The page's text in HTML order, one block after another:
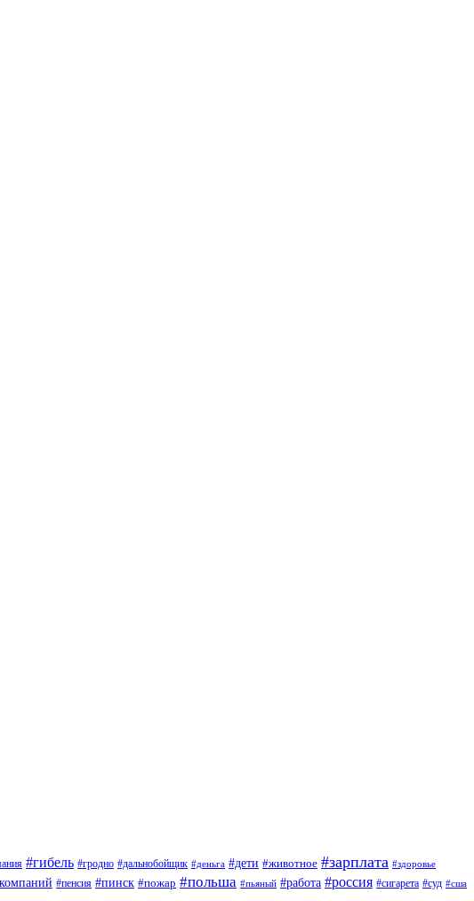
#гибель #гродно #дальнобойщик #деньга #дети #животное #зарплата #здоровье
#пенсия #пинск #пожар #польша #пьяный #работа #россия #сигарета #суд #сша